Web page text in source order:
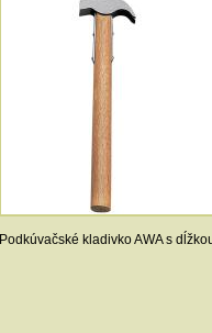
Podkúvačské kladivko AWA s